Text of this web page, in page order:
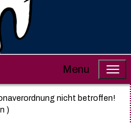
Menu
nicht betroffen!
)